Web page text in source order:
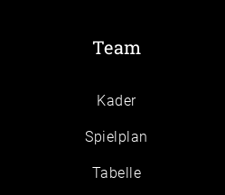
Team
Kader
Spielplan
Tabelle